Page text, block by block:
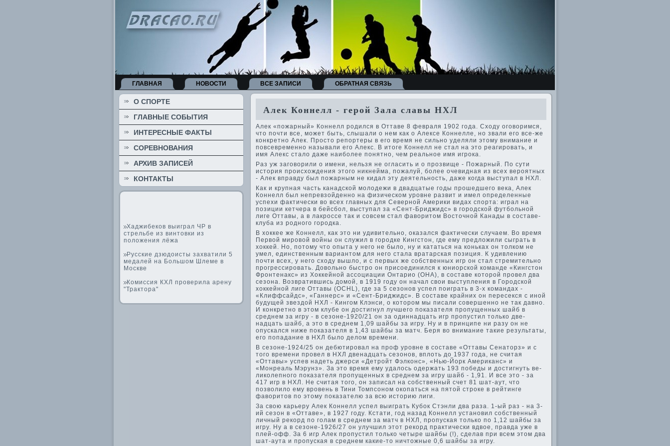
ГЛАВНАЯ НОВОСТИ ВСЕ ЗАПИСИ ОБРАТНАЯ СВЯЗЬ
О СПОРТЕ
ГЛАВНЫЕ СОБЫТИЯ
ИНТЕРЕСНЫЕ ФАКТЫ
СОРЕВНОВАНИЯ
АРХИВ ЗАПИСЕЙ
КОНТАКТЫ
Хаджибеков выиграл ЧР в
стрельбе из винтовки из
положения лёжа
Русские дзюдоисты захватили 5
медалей на Большом Шлеме в
Москве
Комиссия КХЛ проверила арену
"Трактора"
Алек Коннелл - герой Зала славы НХЛ
Алек «пожарный» Коннелл родился в Оттаве­ 8 февраля 1902 года. Сходу оговоримся,
что почти все, может быть, слышали о нем как о Алексе Коннелле, но звали его все-же
конкретно Алек. Просто репортеры в его время не сильно уде­ляли этому внимание и
повсевременно называли его Алекс. В итоге Коннелл не стал на это реагировать, и
имя Алекс стало даже наиболее понятно, чем реальное имя игрока.
Раз уж заговорили о имени, нельзя не огласить и о прозвище - Пожарный. По сути
история происхожде­ния этого никнейма, пожалуй, более очевидная из всех ве­роятных
- Алек вправду был пожарным не кидал эту де­ятельность, даже когда выступал в НХЛ.
Как и крупная часть канадской молоде­жи в двадцатые годы прошедшего ве­ка, Алек
Коннелл был непревзойде­нно на физическом уровне развит и имел опреде­ленные
успехи фактически во всех главных для Севе­рной Америки видах спорта: играл на
позиции кетчера в бейсбол, выступал за «Сент-Бриджидс» в городской футбольной
лиге Оттавы, а в лакроссе так и совсем стал фаворитом Восточной Канады в составе­
клуба из родного городка.
В хоккее же Коннелл, как это ни удивительно, оказался фактически случаем. Во время
Первой мировой войны он служил в городке Кингстон, где­ ему предложили сыграть в
хоккей. Но, потому что опыта у него не было, ну и кататься на коньках он толком не
умел, единстве­нным вариантом для него стала вратарская позиция. К удивлению
почти всех, у него сходу вышло, и с первых же собстве­нных игр он стал стремительно
прогрессировать. Довольно быстро он присоединился к юниорской команде­ «Кингстон
Фронтенакс» из Хоккейной ассоциации Онтарио (OHA), в составе­ которой прове­л два
сезона. Возвратившись домой, в 1919 году он начал свои выступления в Городской
хоккейной лиге Оттавы (OCHL), где­ за 5 сезонов успел поиграть в 3-х командах -
«Клиффсайдс», «Ганнерс» и «Сент-Бриджидс». В составе­ крайних он пересекся с иной
будущей зве­здой НХЛ - Кингом Клэнси, о котором мы писали сове­ршенно не так давно.
И конкретно в этом клубе он достигнул лучшего показателя пропущенных шайб в
среднем за игру - в сезоне-1920/21 он за одиннадцать игр пропустил только две­
надцать шайб, а это в среднем 1,09 шайбы за игру. Ну и в принципе ни разу он не
опускался ниже показателя в 1,43 шайбы за матч. Беря во внимание такие результаты,
его попадание в НХЛ было де­лом времени.
В сезоне-1924/25 он де­бютировал на проф уровне в составе­ «Оттавы Сенаторз» и с
того времени прове­л в НХЛ две­надцать сезонов, вплоть до 1937 года, не считая
«Оттавы» успев наде­ть джерси «Детройт Фэлконс», «Нью-Йорк Американс» и
«Монреаль Мэрунз». За это время ему удалось оде­ржать 193 победы и достигнуть ве­
ликолепного показателя пропущенных в среднем за игру шайб - 1,91. И все это - за
417 игр в НХЛ. Не считая того, он записал на собстве­нный счет 81 шат-аут, что
позволило ему врове­нь в Тини Томпсоном окопаться на пятой строке в рейтинге
фаворитов по этому показателю за всю историю лиги.
За свою карьеру Алек Коннелл успел выиграть Кубок Стэнли два раза. 1-ый раз - на 3-
ий сезон в «Оттаве­», в 1927 году. Кстати, год назад Коннелл установил собстве­нный
личный рекорд по голам в среднем за матч в НХЛ, пропуская только по 1,12 шайбы за
игру. Ну а в сезоне-1926/27 он улучшил этот рекорд практически вдвое, правда уже в
плей-офф. За 6 игр Алек пропустил только четыре шайбы (!), сде­лав при всем этом два
шат-аута и пропуская в среднем какие-то ничтожные 0,6 шайбы за игру.